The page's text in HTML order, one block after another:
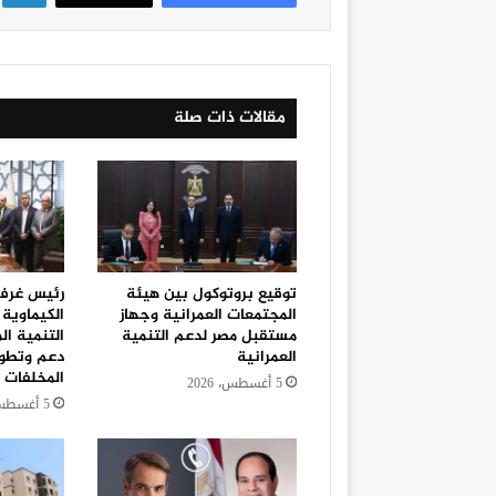
مقالات ذات صلة
توقيع بروتوكول بين هيئة
المجتمعات العمرانية وجهاز
مستقبل مصر لدعم التنمية
العمرانية
5 أغسطس، 2026
رئيس
التنمية
دعم
المخلفات
5 أغسطس، 2026